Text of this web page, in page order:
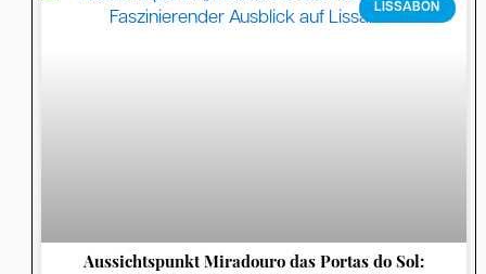
LISSABON
Aussichtspunkt Miradouro das Portas do Sol: